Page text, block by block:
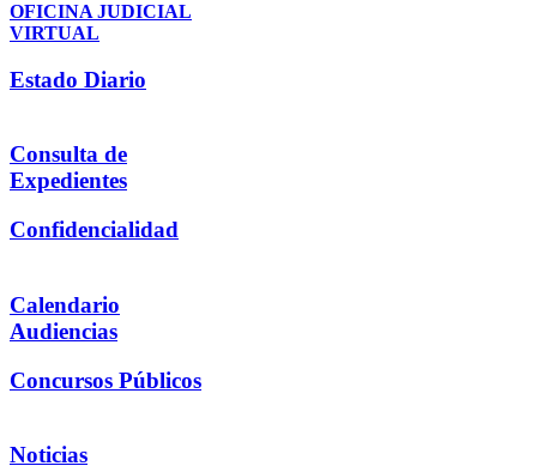
OFICINA JUDICIAL
VIRTUAL
Estado Diario
Consulta de
Expedientes
Confidencialidad
Calendario
Audiencias
Concursos Públicos
Noticias